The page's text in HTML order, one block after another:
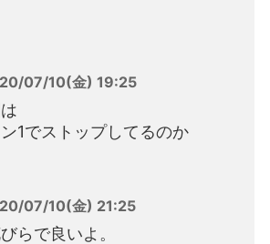
07/10(金) 19:25
1でストップしてるのか
07/10(金) 21:25
らで良いよ。